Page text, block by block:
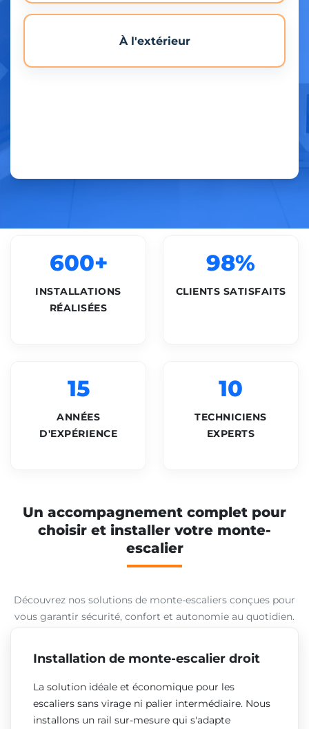
À l'extérieur
600+
INSTALLATIONS
RÉALISÉES
98%
CLIENTS SATISFAITS
15
ANNÉES
D'EXPÉRIENCE
10
TECHNICIENS
EXPERTS
Un accompagnement complet pour
choisir et installer votre monte-
escalier
Découvrez nos solutions de monte-escaliers conçues pour
vous garantir sécurité, confort et autonomie au quotidien.
Installation de monte-escalier droit
La solution idéale et économique pour les
escaliers sans virage ni palier intermédiaire. Nous
installons un rail sur-mesure qui s'adapte